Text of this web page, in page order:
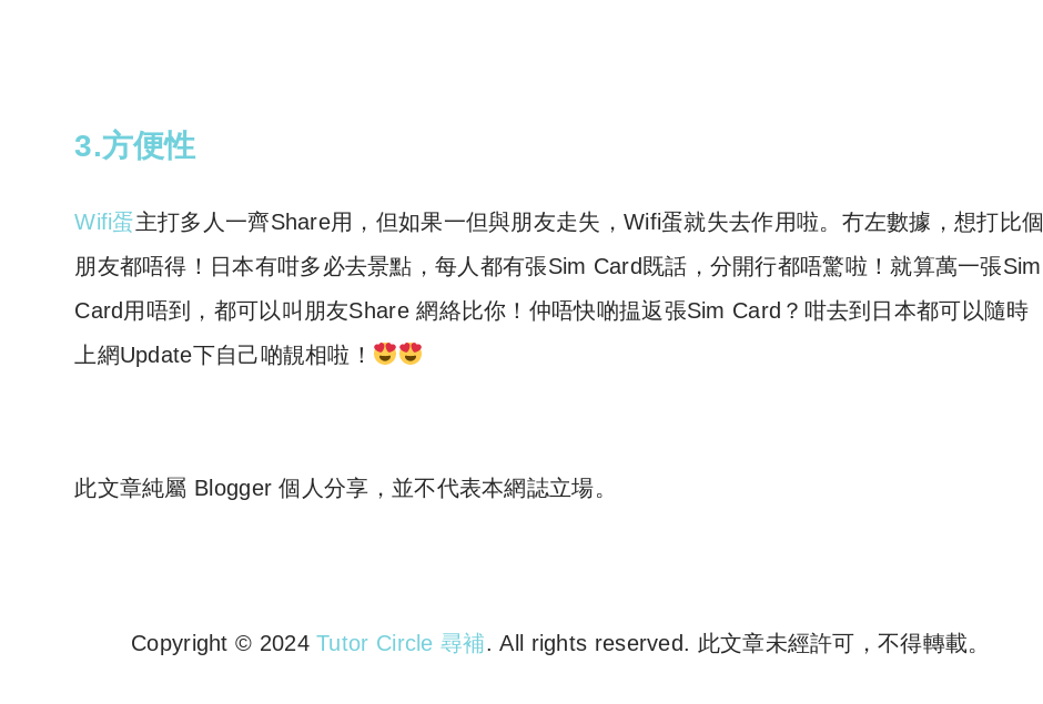
3.方便性
Wifi蛋主打多人一齊Share用，但如果一但與朋友走失，Wifi蛋就失去作用啦。冇左數據，想打比個
朋友都唔得！日本有咁多必去景點，每人都有張Sim Card既話，分開行都唔驚啦！就算萬一張Sim
Card用唔到，都可以叫朋友Share 網絡比你！仲唔快啲揾返張Sim Card？咁去到日本都可以隨時
上網Update下自己啲靚相啦！
此文章純屬 Blogger 個人分享，並不代表本網誌立場。
Copyright © 2024Tutor Circle 尋補. All rights reserved. 此文章未經許可，不得轉載。